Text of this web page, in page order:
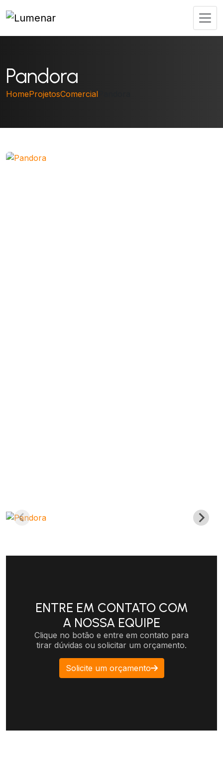
Pandora
HomeProjetosComercial
ENTRE EM CONTATO COM
A NOSSA EQUIPE
Clique no botão e entre em contato para
tirar dúvidas ou solicitar um orçamento.
Solicite um orçamento